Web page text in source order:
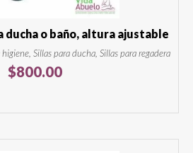
ducha o baño, altura ajustable
Sillas para ducha, Sillas para regadera
$800.00